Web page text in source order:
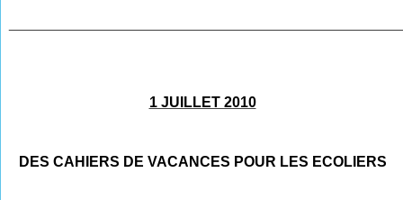
1 JUILLET 2010
DES CAHIERS DE VACANCES POUR LES ECOLIERS